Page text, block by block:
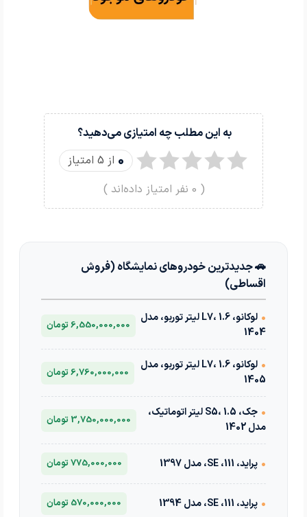
به این مطلب چه امتیازی می‌دهید؟
0 از 5 امتیاز
(
0 نفر امتیاز داده‌اند )
🚗 جدیدترین خودروهای نمایشگاه (فروش
اقساطی)
•
لوکانو، L7، 1.6 لیتر توربو، مدل
1404
6,550,000,000 تومان
•
لوکانو، L7، 1.6 لیتر توربو، مدل
1405
6,760,000,000 تومان
•
جک، S5، 1.5 لیتر اتوماتیک،
مدل 1402
3,750,000,000 تومان
• پراید، 111، SE، مدل 1397 775,000,000 تومان
• پراید، 111، SE، مدل 1394 570,000,000 تومان